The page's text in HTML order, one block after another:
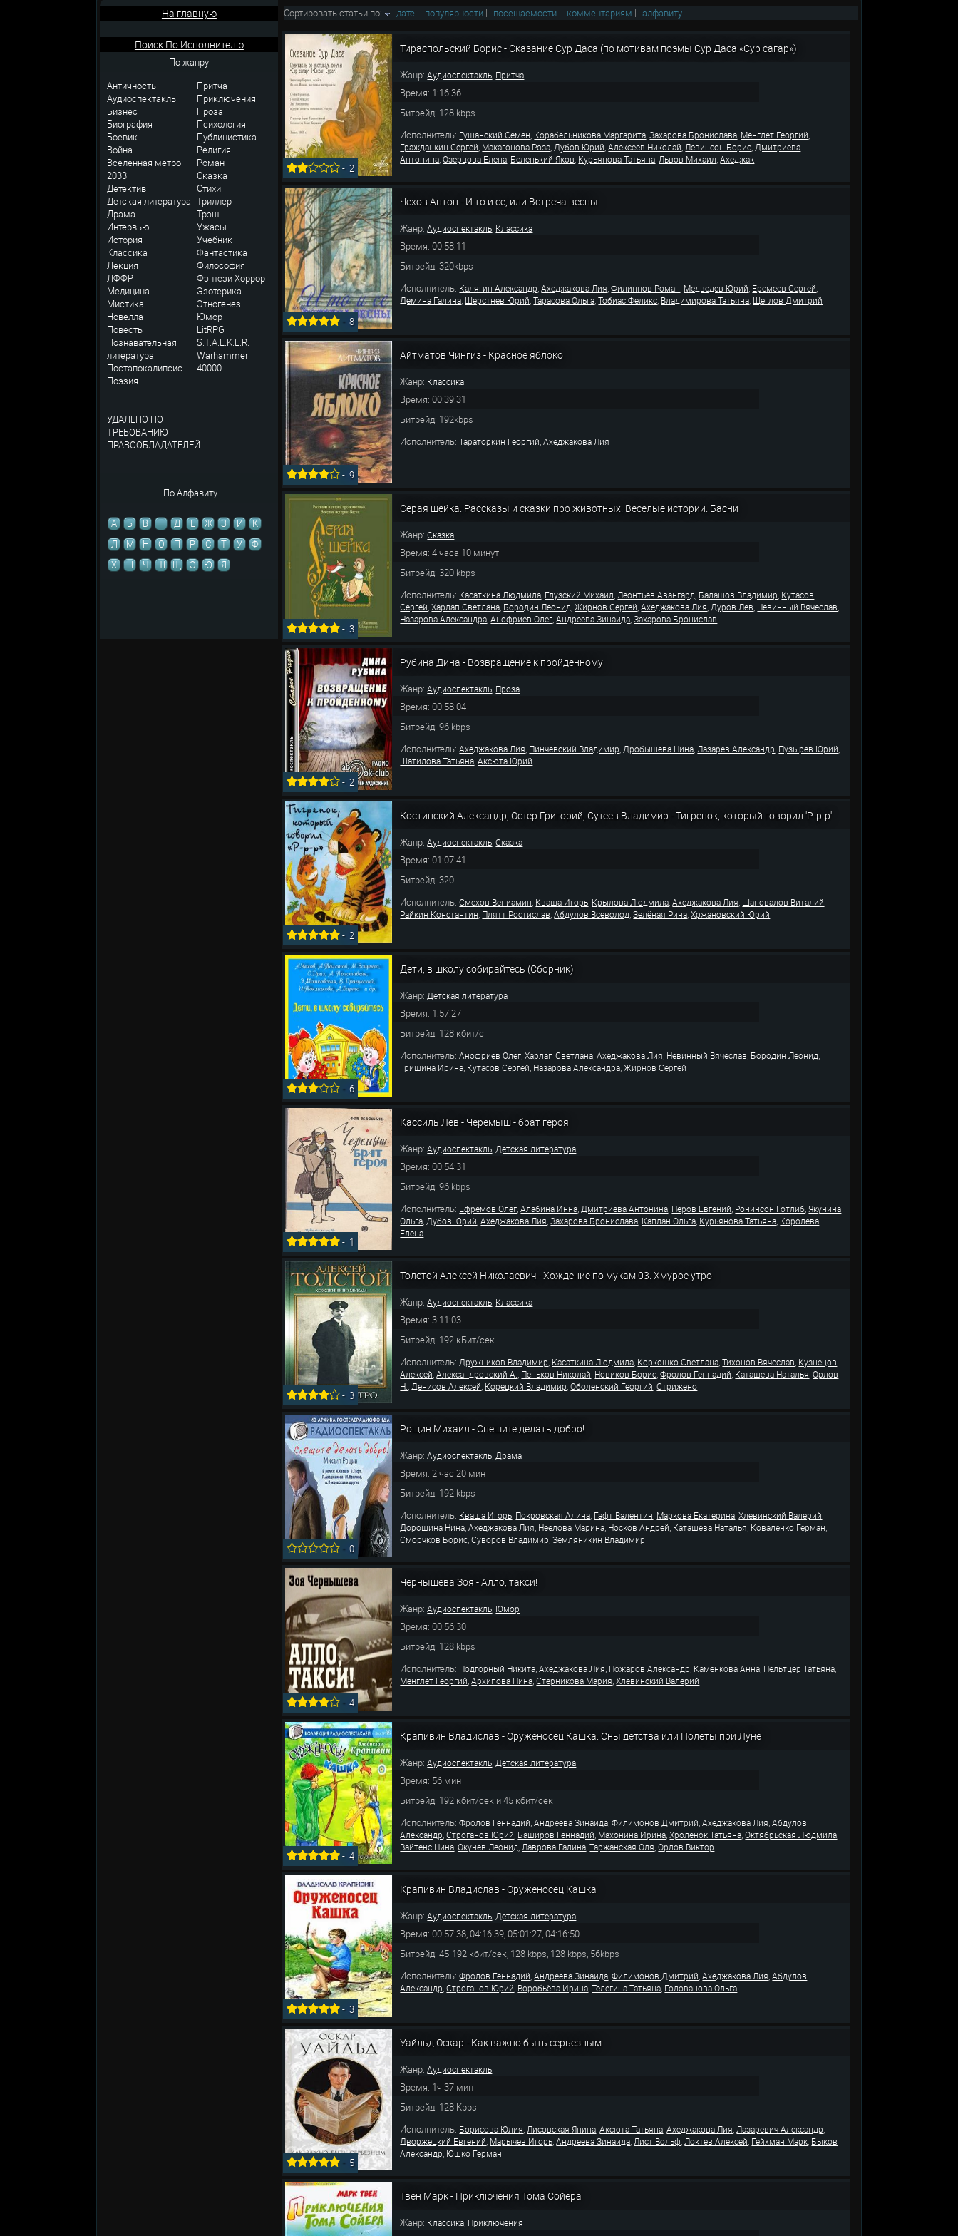
На главную
Поиск По Исполнителю
По жанру
Античность
Аудиоспектакль
Бизнес
Биография
Боевик
Война
Вселенная метро
2033
Детектив
Детская литература
Драма
Интервью
История
Классика
Лекция
ЛФФР
Медицина
Мистика
Новелла
Повесть
Познавательная
литература
Постапокалипсис
Поэзия
УДАЛЕНО ПО
ТРЕБОВАНИЮ
ПРАВООБЛАДАТЕЛЕЙ
Притча
Приключения
Проза
Психология
Публицистика
Религия
Роман
Сказка
Стихи
Триллер
Трэш
Ужасы
Учебник
Фантастика
Философия
ФэнтезиХоррор
Эзотерика
Этногенез
Юмор
LitRPG
S.T.A.L.K.E.R.
Warhammer
40000
По Алфавиту
А Б В Г Д Е Ж З И
К
Л
М Н О П Р С Т У
Ф
Х
Ц Ч Ш Щ Э Ю Я
Сортировать статьи по: дате | популярности | посещаемости | комментариям | алфавиту
-2
Тираспольский Борис - Сказание Сур Даса (по мотивам поэмы Сур Даса «Сур сагар»)
Жанр:Аудиоспектакль, Притча
Время: 1:16:36
Битрейд: 128 kbps
Исполнитель: Гушанский Семен, Корабельникова Маргарита,Захарова Бронислава, Менглет Георгий,
Гражданкин Сергей, Макагонова Роза,Дубов Юрий,Алексеев Николай,Левинсон Борис,Дмитриева
Антонина,Озерцова Елена, Беленький Яков, Курьянова Татьяна,Львов Михаил,Ахеджак
-8
Чехов Антон - И то и се, или Встреча весны
Жанр:Аудиоспектакль, Классика
Время: 00:58:11
Битрейд: 320kbps
Исполнитель: Калягин Александр,Ахеджакова Лия,Филиппов Роман, Медведев Юрий, Еремеев Сергей,
Демина Галина, Шерстнев Юрий,Тарасова Ольга,Тобиас Феликс, Владимирова Татьяна, Щеглов Дмитрий
-9
Айтматов Чингиз - Красное яблоко
Жанр: Классика
Время: 00:39:31
Битрейд: 192kbps
Исполнитель:Тараторкин Георгий,Ахеджакова Лия
-3
Серая шейка. Рассказы и сказки про животных. Веселые истории. Басни
Жанр:Сказка
Время: 4 часа 10 минут
Битрейд: 320 kbps
Исполнитель: Касаткина Людмила, Глузский Михаил,Леонтьев Авангард, Балашов Владимир, Кутасов
Сергей,Харлап Светлана, Бородин Леонид,Жирнов Сергей,Ахеджакова Лия,Дуров Лев, Невинный Вячеслав,
Назарова Александра,Анофриев Олег,Андреева Зинаида,Захарова Бронислав
-2
Рубина Дина - Возвращение к пройденному
Жанр:Аудиоспектакль Проза
Время: 00:58:04
Битрейд: 96 kbps
Исполнитель:Ахеджакова Лия Пинчевский Владимир Дробышева Нина Лазарев Александр Пузырев Юрий
Шатилова Татьяна ,Аксюта Юрий
-2
Костинский Александр, Остер Григорий, Сутеев Владимир - Тигренок, который говорил 'Р-р-р'
Жанр:Аудиоспектакль,Сказка
Время: 01:07:41
Битрейд: 320
Исполнитель:Смехов Вениамин, Кваша Игорь, Крылова Людмила,Ахеджакова Лия, Шаповалов Виталий,
Райкин Константин, Плятт Ростислав,Абдулов Всеволод,Зелёная Рина,Хржановский Юрий
-6
Дети, в школу собирайтесь (Сборник)
Жанр:Детская литература
Время: 1:57:27
Битрейд: 128 кбит/с
Исполнитель:Анофриев Олег,Харлап Светлана,Ахеджакова Лия, Невинный Вячеслав, Бородин Леонид,
Гришина Ирина, Кутасов Сергей, Назарова Александра,Жирнов Сергей
- 1
Кассиль Лев - Черемыш - брат героя
Жанр:Аудиоспектакль,Детская литература
Время: 00:54:31
Битрейд: 96 kbps
Исполнитель: Ефремов Олег,Алабина Инна,Дмитриева Антонина, Перов Евгений, Ронинсон Готлиб,Якунина
Ольга,Дубов Юрий,Ахеджакова Лия,Захарова Бронислава, Каплан Ольга, Курьянова Татьяна, Королева
Елена
-3
Толстой Алексей Николаевич - Хождение по мукам 03. Хмурое утро
Жанр:Аудиоспектакль, Классика
Время: 3:11:03
Битрейд: 192 кБит/сек
Исполнитель:Дружников Владимир, Касаткина Людмила, Коркошко Светлана,Тихонов Вячеслав, Кузнецов
Алексей,Александровский А. , Пеньков Николай, Новиков Борис,Фролов Геннадий, Каташева Наталья,Орлов
Н. ,Денисов Алексей, Корецкий Владимир,Оболенский Георгий,Стрижено
-0
Рощин Михаил - Спешите делать добро!
Жанр:Аудиоспектакль,Драма
Время: 2 час 20 мин
Битрейд: 192 kbps
Исполнитель: Кваша Игорь, Покровская Алина, Гафт Валентин, Маркова Екатерина,Хлевинский Валерий,
Дорошина Нина,Ахеджакова Лия, Неелова Марина, Носков Андрей, Каташева Наталья, Коваленко Герман,
Сморчков Борис,Суворов Владимир,Земляникин Владимир
-4
Чернышева Зоя - Алло, такси!
Жанр:Аудиоспектакль, Юмор
Время: 00:56:30
Битрейд: 128 kbps
Исполнитель: Подгорный Никита,Ахеджакова Лия, Пожаров Александр, Каменкова Анна, Пельтцер Татьяна,
Менглет Георгий,Архипова Нина,Стерникова Мария,Хлевинский Валерий
-4
Крапивин Владислав - Оруженосец Кашка. Сны детства или Полеты при Луне
Жанр:Аудиоспектакль Детская литература
Время: 56 мин
Битрейд: 192 кбит/сек и 45 кбит/сек
Исполнитель:Фролов Геннадий ,Андреева Зинаида ,Филимонов Дмитрий ,Ахеджакова Лия ,Абдулов
Александр ,Строганов Юрий Баширов Геннадий Махонина Ирина ,Хроленок Татьяна ,Октябрьская Людмила
Вайтенс Нина ,Окунев Леонид Лаврова Галина ,Таржанская Оля ,Орлов Виктор
-3
Крапивин Владислав - Оруженосец Кашка
Жанр:Аудиоспектакль,Детская литература
Время: 00:57:38, 04:16:39, 05:01:27, 04:16:50
Битрейд: 45-192 кбит/сек, 128 kbps, 128 kbps, 56kbps
Исполнитель:Фролов Геннадий,Андреева Зинаида,Филимонов Дмитрий,Ахеджакова Лия,Абдулов
Александр,Строганов Юрий, Воробьёва Ирина,Телегина Татьяна, Голованова Ольга
- 5
Уайльд Оскар - Как важно быть серьезным
Жанр:Аудиоспектакль
Время: 1ч.37 мин
Битрейд: 128 Kbps
Исполнитель: Борисова Юлия,Лисовская Янина,Аксюта Татьяна,Ахеджакова Лия,Лазаревич Александр,
Дворжецкий Евгений, Марычев Игорь,Андреева Зинаида,Лист Вольф,Локтев Алексей, Гейхман Марк, Быков
Александр, Юшко Герман
Твен Марк - Приключения Тома Сойера
Жанр: Классика, Приключения